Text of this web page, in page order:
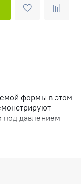
формы в этом
под давлением